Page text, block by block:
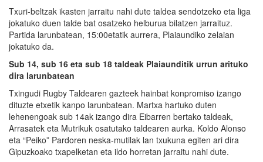
Txuri-beltzak ikasten jarraitu nahi dute taldea sendotzeko eta liga
jokatuko duen talde bat osatzeko helburua bilatzen jarraituz.
Partida larunbatean, 15:00etatik aurrera, Plaiaundiko zelaian
jokatuko da.
Sub 14, sub 16 eta sub 18 taldeak Plaiaunditik urrun arituko
dira larunbatean
Txingudi Rugby Taldearen gazteek hainbat konpromiso izango
dituzte etxetik kanpo larunbatean. Martxa hartuko duten
lehenengoak sub 14ak izango dira Eibarren bertako taldeak,
Arrasatek eta Mutrikuk osatutako taldearen aurka. Koldo Alonso
eta “Peiko” Pardoren neska-mutilak lan txukuna egiten ari dira
Gipuzkoako txapelketan eta ildo horretan jarraitu nahi dute.